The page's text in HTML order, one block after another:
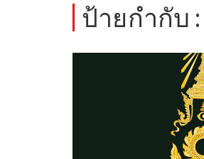
ป้ายกำกับ :